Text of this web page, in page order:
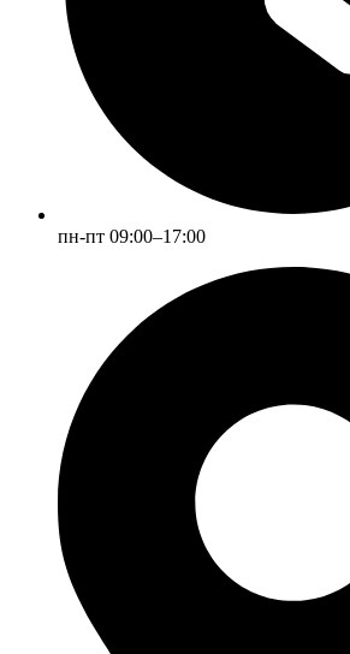
пн-пт 09:00–17:00